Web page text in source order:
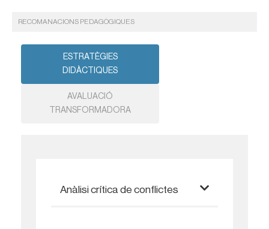
RECOMANACIONS PEDAGÒGIQUES
ESTRATÈGIES
DIDÀCTIQUES
AVALUACIÓ
TRANSFORMADORA
Anàlisi crítica de conflictes